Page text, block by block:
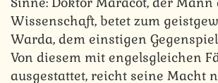
Wissenschaft, betet zum
Warda, dem einstigen
Von diesem mit engelsgleichen
ausgestattet, reicht seine Macht